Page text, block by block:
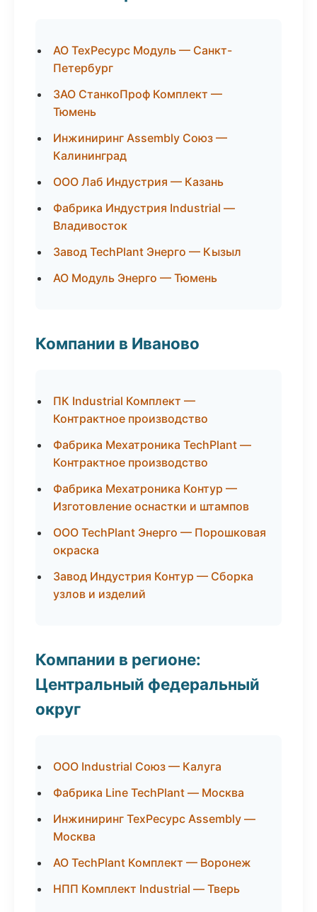
АО ТехРесурс Модуль — Санкт-
Петербург
ЗАО СтанкоПроф Комплект —
Тюмень
Инжиниринг Assembly Союз —
Калининград
ООО Лаб Индустрия — Казань
Фабрика Индустрия Industrial —
Владивосток
Завод TechPlant Энерго — Кызыл
АО Модуль Энерго — Тюмень
Компании в Иваново
ПК Industrial Комплект —
Контрактное производство
Фабрика Мехатроника TechPlant —
Контрактное производство
Фабрика Мехатроника Контур —
Изготовление оснастки и штампов
ООО TechPlant Энерго — Порошковая
окраска
Завод Индустрия Контур — Сборка
узлов и изделий
Компании в регионе:
Центральный федеральный
округ
ООО Industrial Союз — Калуга
Фабрика Line TechPlant — Москва
Инжиниринг ТехРесурс Assembly —
Москва
АО TechPlant Комплект — Воронеж
НПП Комплект Industrial — Тверь